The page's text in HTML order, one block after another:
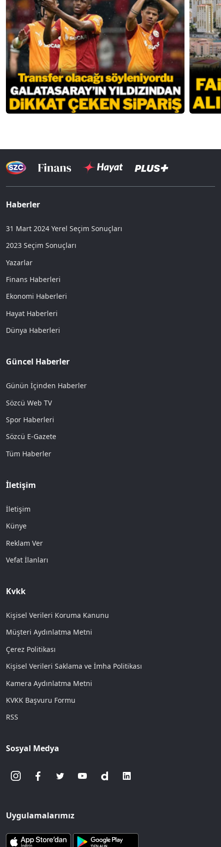
Haberler
31 Mart 2024 Yerel Seçim Sonuçları
2023 Seçim Sonuçları
Yazarlar
Finans Haberleri
Ekonomi Haberleri
Hayat Haberleri
Dünya Haberleri
Güncel Haberler
Günün İçinden Haberler
Sözcü Web TV
Spor Haberleri
Sözcü E-Gazete
Tüm Haberler
İletişim
İletişim
Künye
Reklam Ver
Vefat İlanları
Kvkk
Kişisel Verileri Koruma Kanunu
Müşteri Aydınlatma Metni
Çerez Politikası
Kişisel Verileri Saklama ve İmha Politikası
Kamera Aydınlatma Metni
KVKK Başvuru Formu
RSS
Sosyal Medya
Uygulamalarımız